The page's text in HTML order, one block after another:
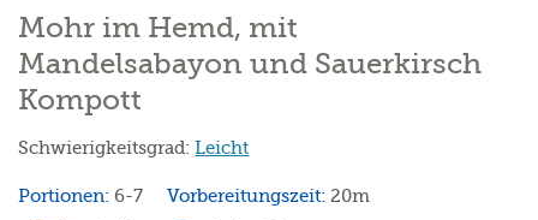
Mohr im Hemd, mit
Mandelsabayon und Sauerkirsch
Kompott
Schwierigkeitsgrad:Leicht
Portionen: 6-7 Vorbereitungszeit:20m